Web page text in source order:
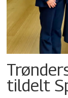
tildelt